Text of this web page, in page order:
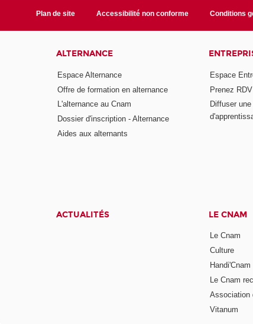
Plan de site Accessibilité non conforme Conditions
ALTERNANCE
Espace Alternance
Offre de formation en alternance
L'alternance au Cnam
Dossier d'inscription - Alternance
Aides aux alternants
Espace
Prenez RDV
Diffuser
ACTUALITÉS LE CNAM
Le Cnam
Culture
Handi'Cnam
Le Cnam
Association
Vitanum